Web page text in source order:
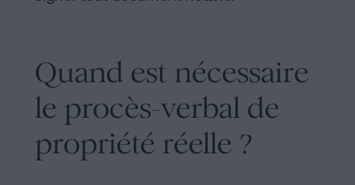
Quand est nécessaire
le procès-verbal de
propriété réelle ?